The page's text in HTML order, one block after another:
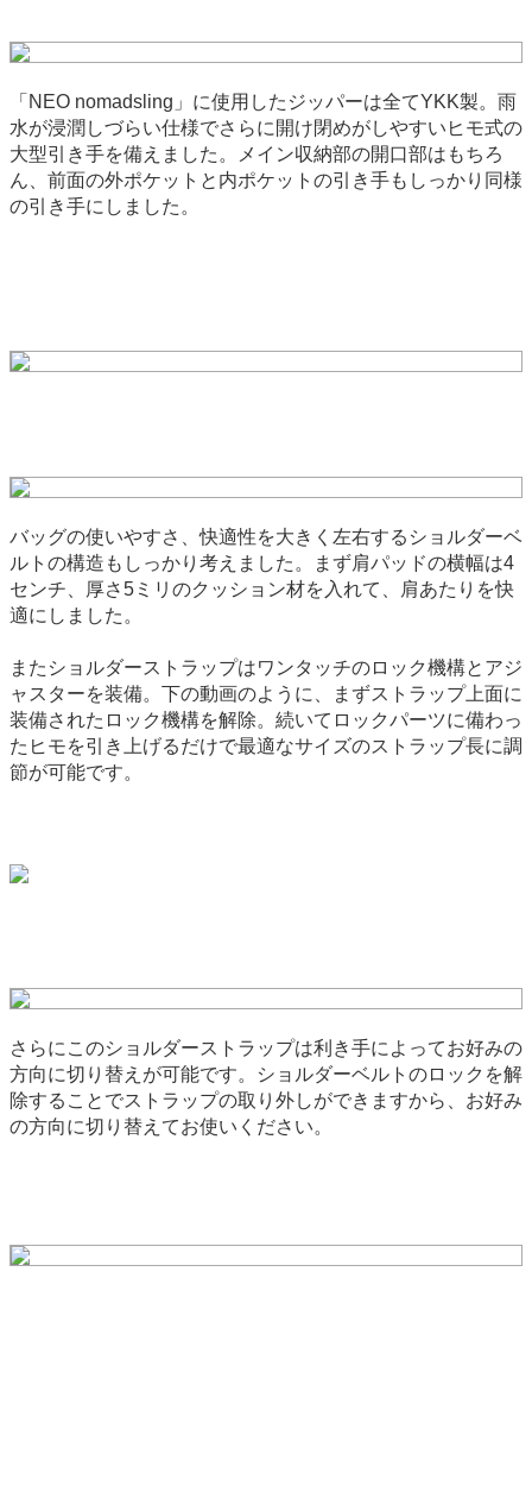
「NEO nomadsling」に使用したジッパーは全てYKK製。雨
水が浸潤しづらい仕様でさらに開け閉めがしやすいヒモ式の
大型引き手を備えました。メイン収納部の開口部はもちろ
ん、前面の外ポケットと内ポケットの引き手もしっかり同様
の引き手にしました。
バッグの使いやすさ、快適性を大きく左右するショルダーベ
ルトの構造もしっかり考えました。まず肩パッドの横幅は4
センチ、厚さ5ミリのクッション材を入れて、肩あたりを快
適にしました。
またショルダーストラップはワンタッチのロック機構とアジ
ャスターを装備。下の動画のように、まずストラップ上面に
装備されたロック機構を解除。続いてロックパーツに備わっ
たヒモを引き上げるだけで最適なサイズのストラップ長に調
節が可能です。
さらにこのショルダーストラップは利き手によってお好みの
方向に切り替えが可能です。ショルダーベルトのロックを解
除することでストラップの取り外しができますから、お好み
の方向に切り替えてお使いください。